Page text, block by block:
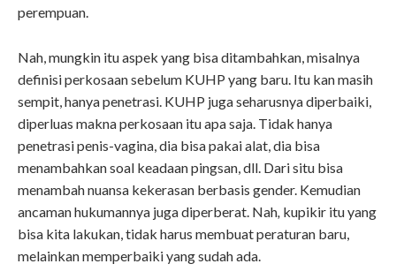
perempuan.
Nah, mungkin itu aspek yang bisa ditambahkan, misalnya
definisi perkosaan sebelum KUHP yang baru. Itu kan masih
sempit, hanya penetrasi. KUHP juga seharusnya diperbaiki,
diperluas makna perkosaan itu apa saja. Tidak hanya
penetrasi penis-vagina, dia bisa pakai alat, dia bisa
menambahkan soal keadaan pingsan, dll. Dari situ bisa
menambah nuansa kekerasan berbasis gender. Kemudian
ancaman hukumannya juga diperberat. Nah, kupikir itu yang
bisa kita lakukan, tidak harus membuat peraturan baru,
melainkan memperbaiki yang sudah ada.